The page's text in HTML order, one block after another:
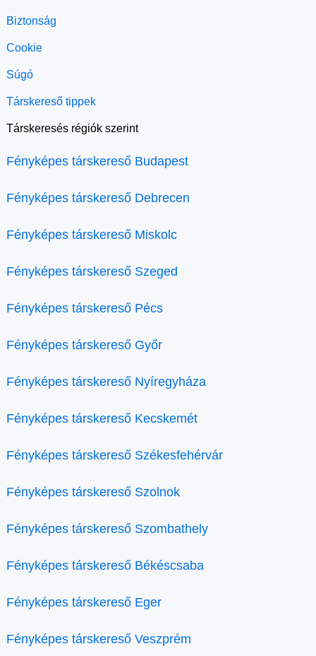
Biztonság
Cookie
Súgó
Társkereső tippek
Társkeresés régiók szerint
Fényképes társkereső Budapest
Fényképes társkereső Debrecen
Fényképes társkereső Miskolc
Fényképes társkereső Szeged
Fényképes társkereső Pécs
Fényképes társkereső Győr
Fényképes társkereső Nyíregyháza
Fényképes társkereső Kecskemét
Fényképes társkereső Székesfehérvár
Fényképes társkereső Szolnok
Fényképes társkereső Szombathely
Fényképes társkereső Békéscsaba
Fényképes társkereső Eger
Fényképes társkereső Veszprém